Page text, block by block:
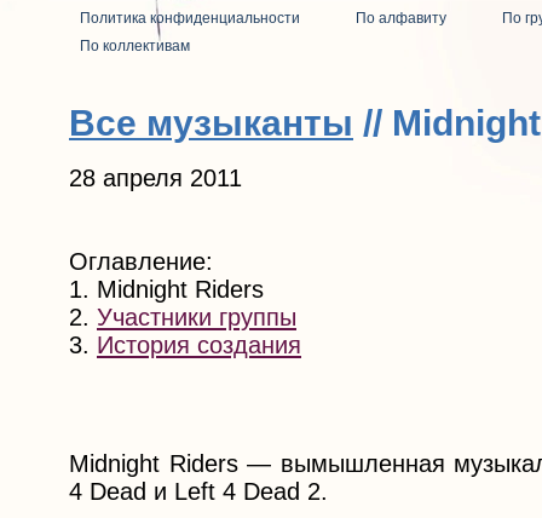
Политика конфиденциальности По алфавиту
По
По коллективам
Все музыканты //
28 апреля 2011
Оглавление:
1. Midnight Riders
2. Участники группы
3. История создания
Midnight Riders — вымышленная
4 Dead и Left 4 Dead 2.